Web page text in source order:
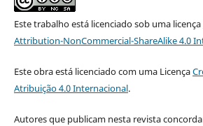
Este trabalho está licenciado sob uma licença
Attribution-NonCommercial-ShareAlike 4.0
Este obra está licenciado com uma Licença
Atribuição 4.0 Internacional.
Autores que publicam nesta revista